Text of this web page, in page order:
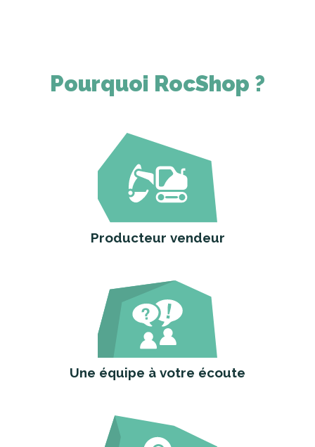
Pourquoi RocShop ?
Producteur vendeur
Une équipe à votre écoute